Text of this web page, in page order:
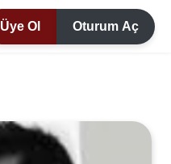
Üye Ol Oturum Aç